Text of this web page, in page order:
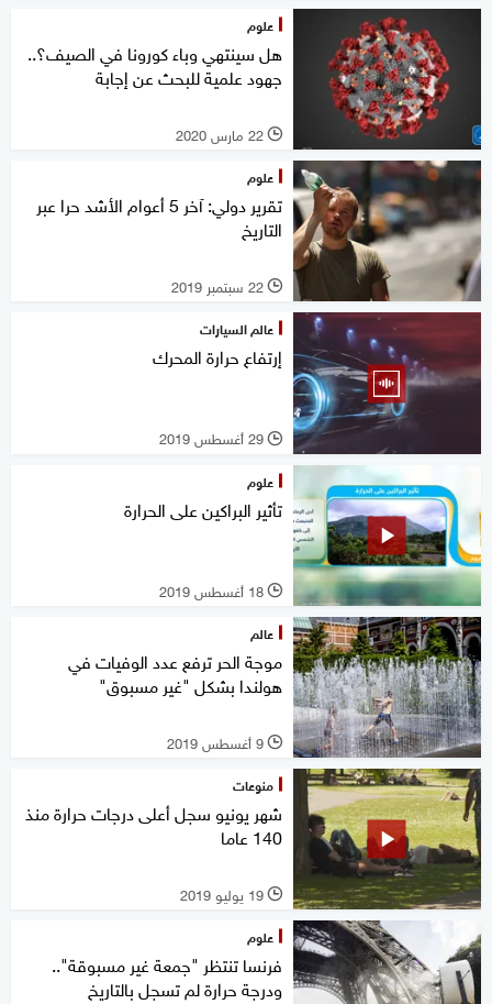
علوم
هل سينتهي وباء كورونا في الصيف؟..
جهود علمية للبحث عن إجابة
l 22 مارس 2020
علوم
تقرير دولي: آخر 5 أعوام الأشد حرا عبر
التاريخ
l 22 سبتمبر 2019
عالم السيارات
إرتفاع حرارة المحرك
l 29 أغسطس 2019
علوم
تأثير البراكين على الحرارة
l 18 أغسطس 2019
عالم
موجة الحر ترفع عدد الوفيات في
هولندا بشكل "غير مسبوق"
l 9 أغسطس 2019
منوعات
شهر يونيو سجل أعلى درجات حرارة منذ
140 عاما
l 19 يوليو 2019
علوم
فرنسا تنتظر "جمعة غير مسبوقة"..
ودرجة حرارة لم تسجل بالتاريخ